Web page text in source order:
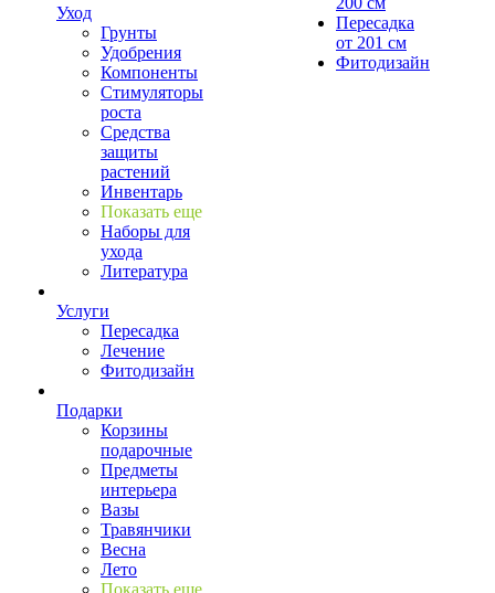
Уход
Грунты
Удобрения
Компоненты
Стимуляторы
роста
Средства
защиты
растений
Инвентарь
Показать еще
Наборы для
ухода
Литература
Услуги
Пересадка
Лечение
Фитодизайн
Подарки
Корзины
подарочные
Предметы
интерьера
Вазы
Травянчики
Весна
Лето
Пересадка
от 201 см
Фитодизайн